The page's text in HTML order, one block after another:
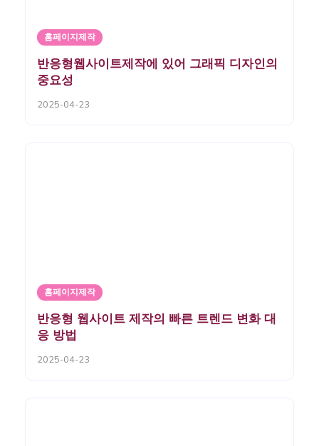
홈페이지제작
반응형웹사이트제작에 있어 그래픽 디자인의
중요성
2025-04-23
홈페이지제작
반응형 웹사이트 제작의 빠른 트렌드 변화 대
응 방법
2025-04-23